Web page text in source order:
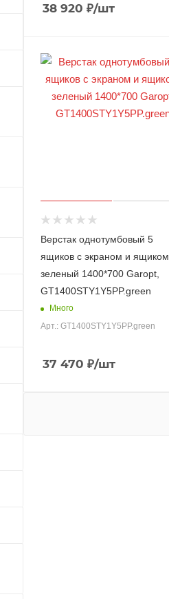
38 920 ₽/шт
Верстак однотумбовый 5
ящиков с экраном и ящиком,
зеленый 1400*700 Garopt,
GT1400STY1Y5PP.green
Много
Арт.: GT1400STY1Y5PP.green
37 470 ₽/шт